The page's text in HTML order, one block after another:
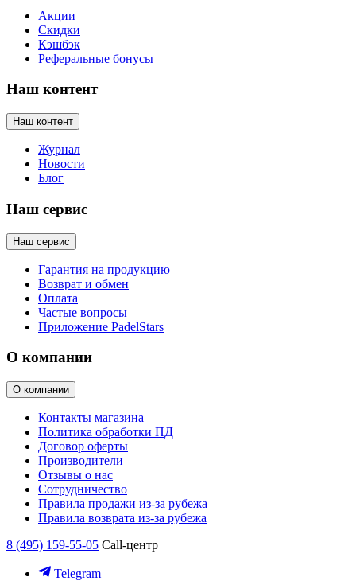
Акции
Скидки
Кэшбэк
Реферальные бонусы
Наш контент
Наш контент
Журнал
Новости
Блог
Наш сервис
Наш сервис
Гарантия на продукцию
Возврат и обмен
Оплата
Частые вопросы
Приложение PadelStars
О компании
О компании
Контакты магазина
Политика обработки ПД
Договор оферты
Производители
Отзывы о нас
Сотрудничество
Правила продажи из-за рубежа
Правила возврата из-за рубежа
8 (495) 159-55-05 Call-центр
Telegram